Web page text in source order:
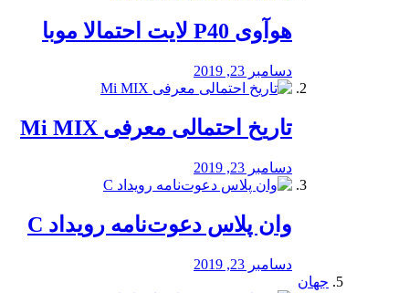
هوآوی P40 لایت احتمالا موبا
دسامبر 23, 2019
تاریخ احتمالی معرفی Mi MIX
دسامبر 23, 2019
وان پلاس دعوت‌نامه رویداد C
دسامبر 23, 2019
جهان